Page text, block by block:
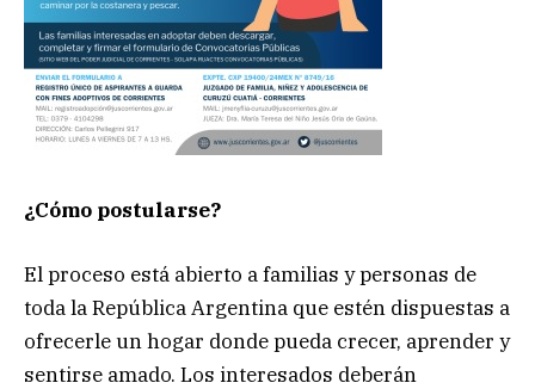
¿Cómo postularse?
El proceso está abierto a familias y personas de
toda la República Argentina que estén dispuestas a
ofrecerle un hogar donde pueda crecer, aprender y
sentirse amado. Los interesados deberán